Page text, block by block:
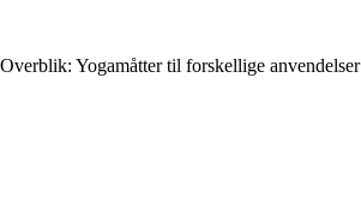
Overblik: Yogamåtter til forskellige anvendelser